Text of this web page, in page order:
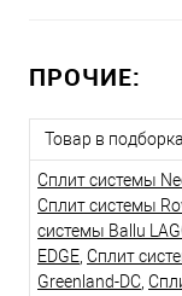
ПРОЧИЕ:
Товар в
Сплит системы
Сплит системы
системы Ballu
EDGE, Сплит
Greenland-DC,